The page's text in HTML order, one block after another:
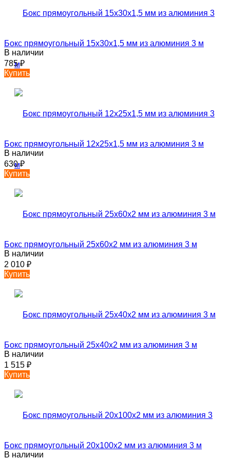
Бокс прямоугольный 15х30х1,5 мм из алюминия 3 м
В наличии
785₽
Купить
Бокс прямоугольный 12х25х1,5 мм из алюминия 3 м
В наличии
630₽
Купить
Бокс прямоугольный 25х60х2 мм из алюминия 3 м
В наличии
2 010 ₽
Купить
Бокс прямоугольный 25х40х2 мм из алюминия 3 м
В наличии
1 515 ₽
Купить
Бокс прямоугольный 20х100х2 мм из алюминия 3 м
В наличии